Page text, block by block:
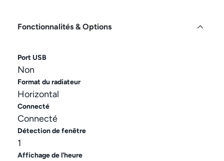
Fonctionnalités & Options
Port USB
Non
Format du radiateur
Horizontal
Connecté
Connecté
Détection de fenêtre
1
Affichage de l'heure